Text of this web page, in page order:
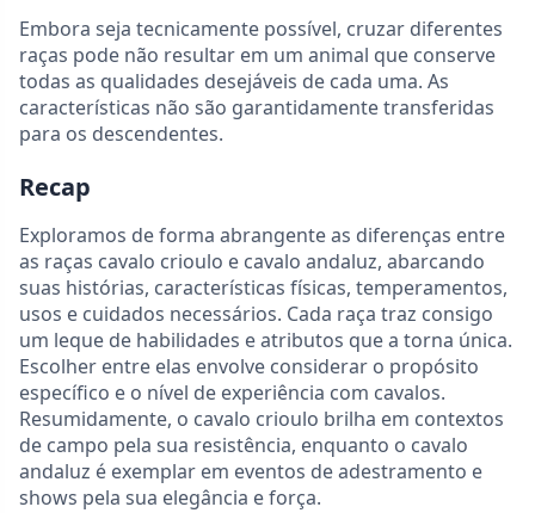
Embora seja tecnicamente possível, cruzar diferentes
raças pode não resultar em um animal que conserve
todas as qualidades desejáveis de cada uma. As
características não são garantidamente transferidas
para os descendentes.
Recap
Exploramos de forma abrangente as diferenças entre
as raças cavalo crioulo e cavalo andaluz, abarcando
suas histórias, características físicas, temperamentos,
usos e cuidados necessários. Cada raça traz consigo
um leque de habilidades e atributos que a torna única.
Escolher entre elas envolve considerar o propósito
específico e o nível de experiência com cavalos.
Resumidamente, o cavalo crioulo brilha em contextos
de campo pela sua resistência, enquanto o cavalo
andaluz é exemplar em eventos de adestramento e
shows pela sua elegância e força.